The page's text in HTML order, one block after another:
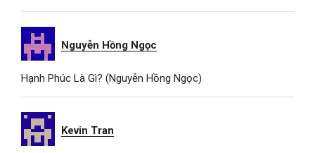
Nguyễn Hồng Ngọc
Hạnh Phúc Là Gì? (Nguyễn Hồng Ngọc)
Kevin Tran